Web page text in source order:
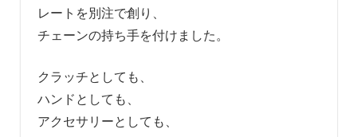
レートを別注で創り、
チェーンの持ち手を付けました。
クラッチとしても、
ハンドとしても、
アクセサリーとしても、